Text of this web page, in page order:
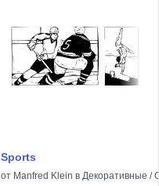
Sports
от Manfred Klein в Декоративные /